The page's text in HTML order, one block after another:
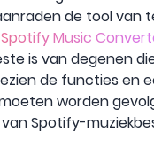
de tool van
Music
is van degenen
de functies en
worden
Spotify-